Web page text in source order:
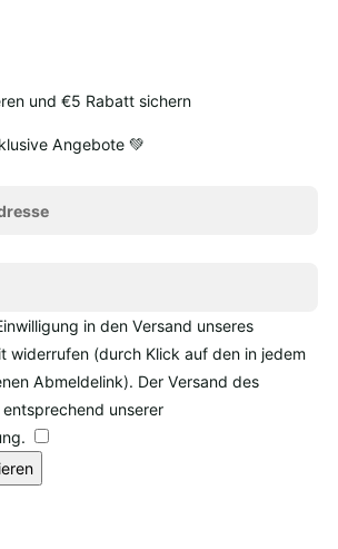
und €5 Rabatt sichern
Angebote 💚
in den Versand unseres
widerrufen (durch Klick auf den in jedem
Abmeldelink). Der Versand des
unserer